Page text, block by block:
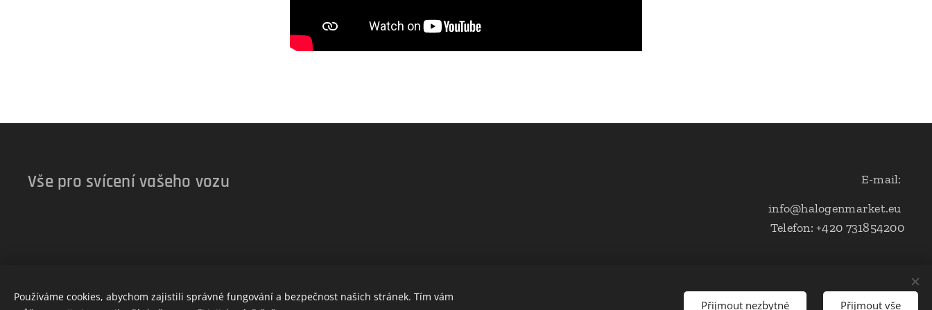
Vše pro svícení vašeho vozu
E-mail:
info@halogenmarket.eu
Telefon: +420 731854200
Používáme cookies, abychom zajistili správné fungování a bezpečnost našich stránek. Tím vám
Přijmout nezbytné Přijmout vše